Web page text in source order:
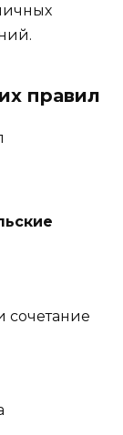
правил
сочетание